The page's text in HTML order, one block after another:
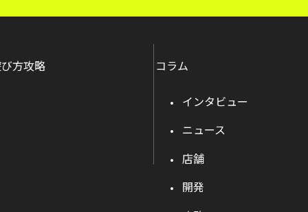
方攻略 コラム
インタビュー
ニュース
店舗
開発